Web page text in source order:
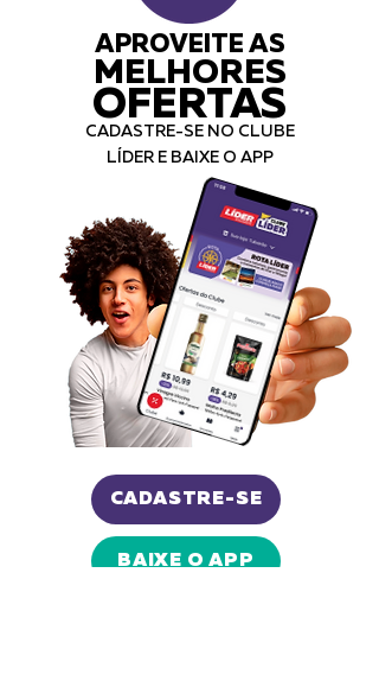
APROVEITE AS
MELHORES
CADASTRE-SE NO CLUBE
LÍDER E BAIXE O APP
OFERTAS
CADASTRE-SE
BAIXE O APP